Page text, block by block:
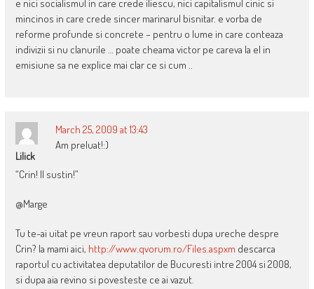
e nici socialismul in care crede iliescu, nici capitalismul cinic si
mincinos in care crede sincer marinarul bisnitar. e vorba de
reforme profunde si concrete – pentru o lume in care conteaza
indivizii si nu clanurile … poate cheama victor pe careva la el in
emisiune sa ne explice mai clar ce si cum ..
Lilick
March 25, 2009 at 13:43
Am preluat!:)
“Crin! Il sustin!”
@Marge
Tu te-ai uitat pe vreun raport sau vorbesti dupa ureche despre
Crin? Ia mami aici, http://www.qvorum.ro/Files.aspxm descarca
raportul cu activitatea deputatilor de Bucuresti intre 2004 si 2008,
si dupa aia revino si povesteste ce ai vazut.